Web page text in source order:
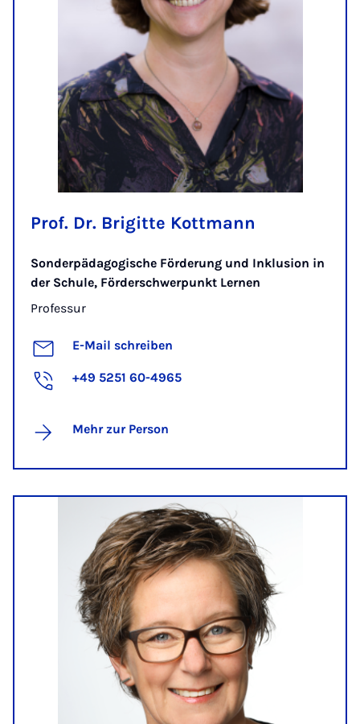
Prof. Dr. Brigitte Kottmann
Sonderpädagogische Förderung und Inklusion in
der Schule, Förderschwerpunkt Lernen
Professur
E-Mail schreiben
+49 5251 60-4965
Mehr zur Person